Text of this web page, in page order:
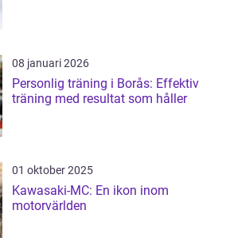
08 januari 2026
Personlig träning i Borås: Effektiv
träning med resultat som håller
01 oktober 2025
Kawasaki-MC: En ikon inom
motorvärlden